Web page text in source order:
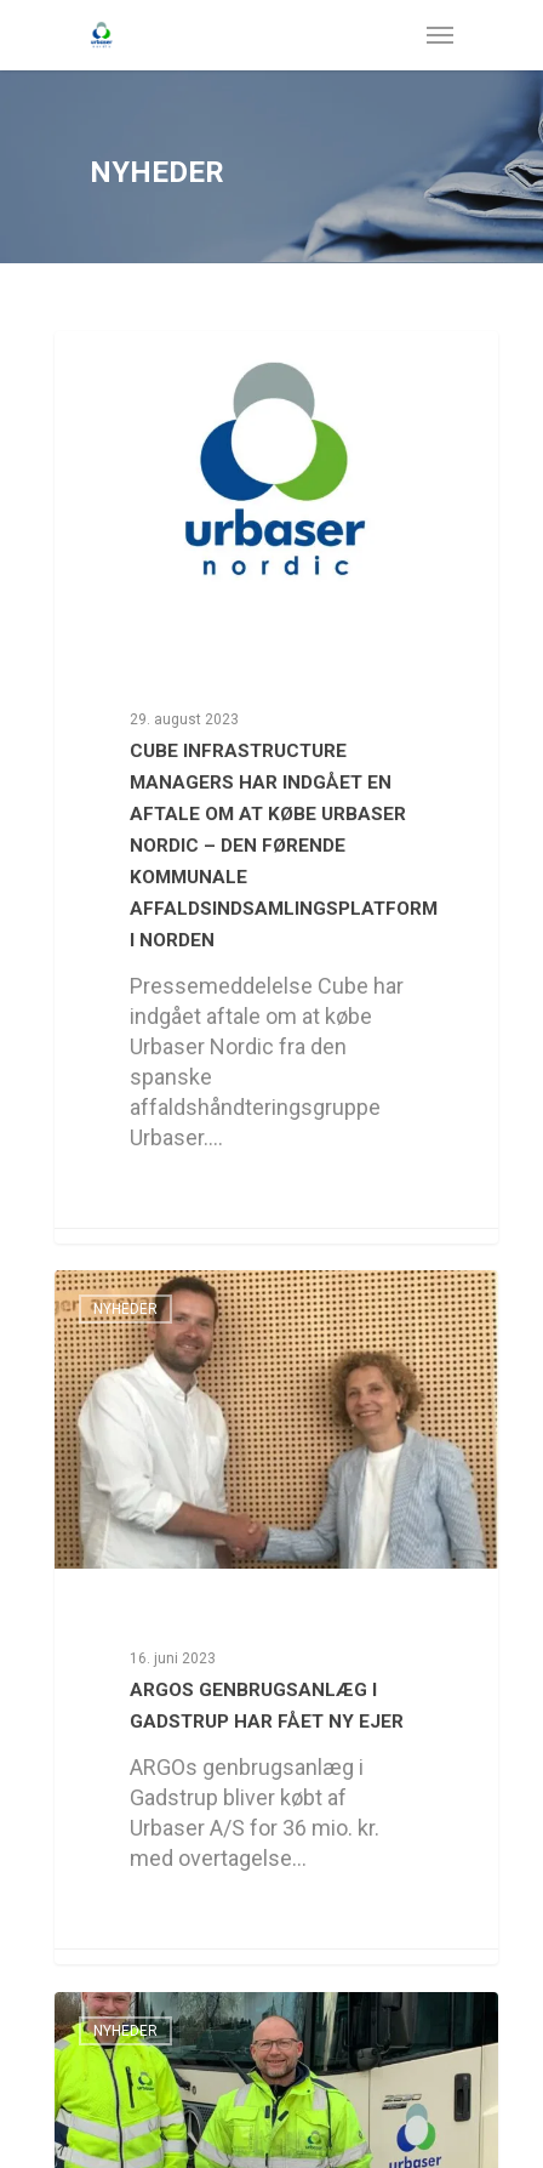
NYHEDER
29. august 2023
CUBE INFRASTRUCTURE
MANAGERS HAR INDGÅET EN
AFTALE OM AT KØBE URBASER
NORDIC – DEN FØRENDE
KOMMUNALE
AFFALDSINDSAMLINGSPLATFORM
I NORDEN
Pressemeddelelse Cube har
indgået aftale om at købe
Urbaser Nordic fra den
spanske
affaldshåndteringsgruppe
Urbaser.…
NYHEDER
16. juni 2023
ARGOS GENBRUGSANLÆG I
GADSTRUP HAR FÅET NY EJER
ARGOs genbrugsanlæg i
Gadstrup bliver købt af
Urbaser A/S for 36 mio. kr.
med overtagelse…
NYHEDER